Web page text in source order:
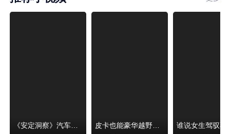
《安定洞察》汽车烧不烧油，和石油安全无关！ 皮卡也能豪华越野！纵横F700上市，限时卖29.99万起